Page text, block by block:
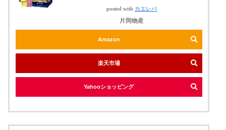
posted with カエレバ
片岡物産
Amazon
楽天市場
Yahooショッピング